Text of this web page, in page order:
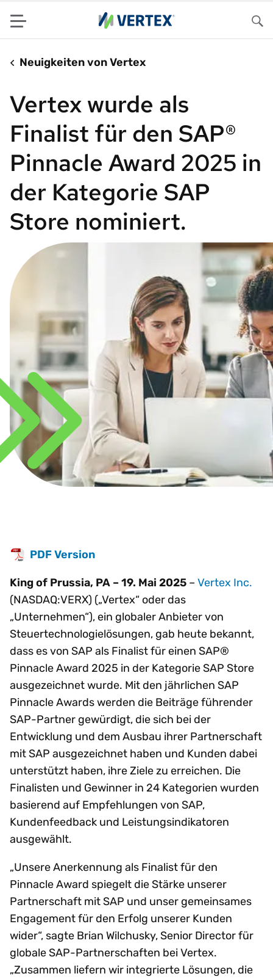
Menu
Neuigkeiten von Vertex
Vertex wurde als
Finalist für den SAP®
Pinnacle Award 2025 in
der Kategorie SAP
Store nominiert.
PDF Version
King of Prussia, PA – 19. Mai 2025 – Vertex Inc.
(NASDAQ:VERX) („Vertex“ oder das
„Unternehmen“), ein globaler Anbieter von
Steuertechnologielösungen, gab heute bekannt,
dass es von SAP als Finalist für einen SAP®
Pinnacle Award 2025 in der Kategorie SAP Store
ausgezeichnet wurde. Mit den jährlichen SAP
Pinnacle Awards werden die Beiträge führender
SAP-Partner gewürdigt, die sich bei der
Entwicklung und dem Ausbau ihrer Partnerschaft
mit SAP ausgezeichnet haben und Kunden dabei
unterstützt haben, ihre Ziele zu erreichen. Die
Finalisten und Gewinner in 24 Kategorien wurden
basierend auf Empfehlungen von SAP,
Kundenfeedback und Leistungsindikatoren
ausgewählt.
„Unsere Anerkennung als Finalist für den
Pinnacle Award spiegelt die Stärke unserer
Partnerschaft mit SAP und unser gemeinsames
Engagement für den Erfolg unserer Kunden
wider“, sagte Brian Wilchusky, Senior Director für
globale SAP-Partnerschaften bei Vertex.
„Zusammen liefern wir integrierte Lösungen, die